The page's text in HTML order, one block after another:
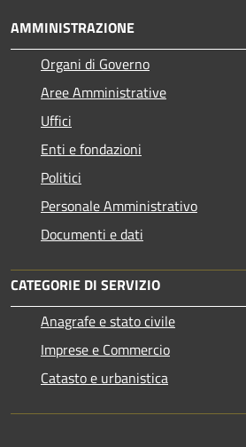
AMMINISTRAZIONE
Organi di Governo
Aree Amministrative
Uffici
Enti e fondazioni
Politici
Personale Amministrativo
Documenti e dati
CATEGORIE DI SERVIZIO
Anagrafe e stato civile
Imprese e Commercio
Catasto e urbanistica